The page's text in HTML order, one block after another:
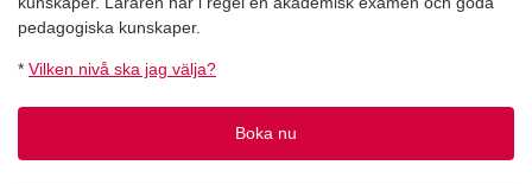
pedagogiska kunskaper.
* Vilken nivå ska jag välja?
Boka nu